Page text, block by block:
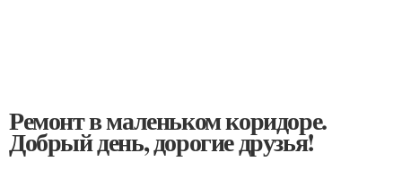
Ремонт в маленьком коридоре.
Добрый день, дорогие друзья!